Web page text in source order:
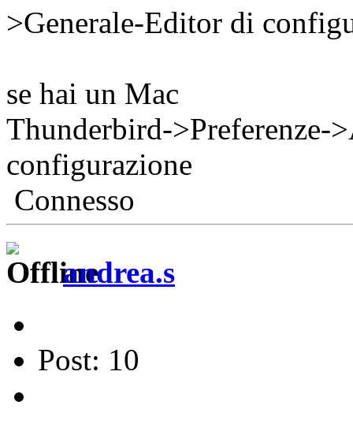
>Generale-Editor di
se hai un Mac
Thunderbird->Preferenze-
configurazione
Connesso
andrea.s
Post: 10